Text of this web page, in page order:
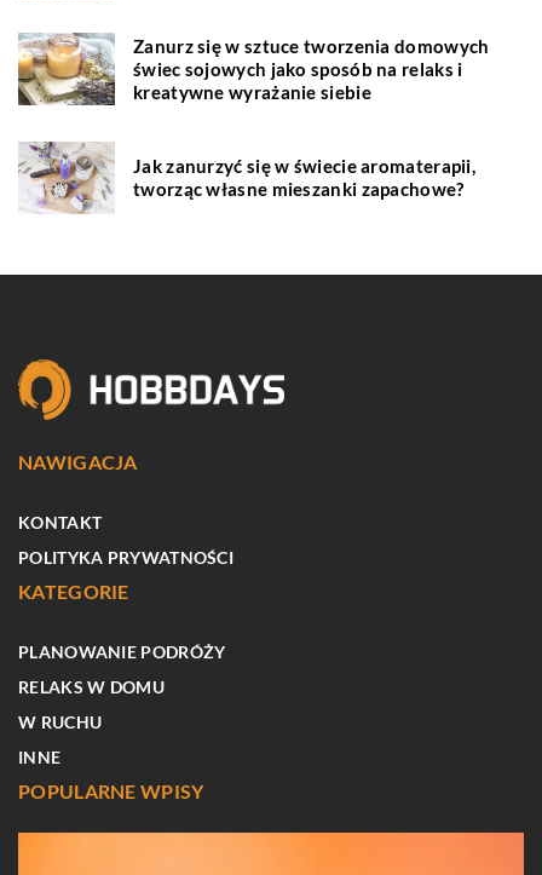
Zanurz się w sztuce tworzenia domowych
świec sojowych jako sposób na relaks i
kreatywne wyrażanie siebie
Jak zanurzyć się w świecie aromaterapii,
tworząc własne mieszanki zapachowe?
NAWIGACJA
KONTAKT
POLITYKA PRYWATNOŚCI
KATEGORIE
PLANOWANIE PODRÓŻY
RELAKS W DOMU
W RUCHU
INNE
POPULARNE WPISY